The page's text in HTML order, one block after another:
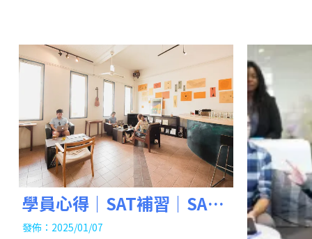
學員心得｜SAT補習｜SAT
課程｜
發佈：2025/01/07